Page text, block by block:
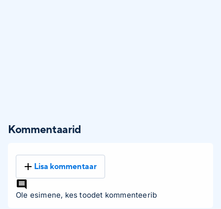
Kommentaarid
Lisa kommentaar
Ole esimene, kes toodet kommenteerib